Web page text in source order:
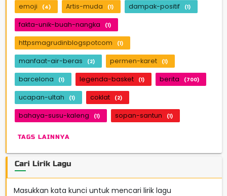
emoji (4) Artis-muda (1) dampak-positif (1)
fakta-unik-buah-nangka (1)
httpsmagrudinblogspotcom (1)
manfaat-air-beras (2) permen-karet (1)
barcelona (1) legenda-basket (1) berita (700)
ucapan-ultah (1) coklat (2)
bahaya-susu-kaleng (1) sopan-santun (1)
TAGS LAINNYA
Cari Lirik Lagu
Masukkan kata kunci untuk mencari lirik lagu